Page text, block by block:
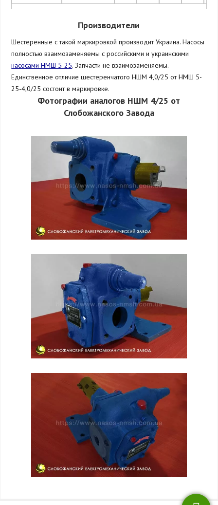
Производители
Шестеренные с такой маркировкой производит Украина. Насосы
полностью взаимозаменяемы с российскими и украинскими
насосами НМШ 5-25. Запчасти не взаимозаменяемы.
Единственное отличие шестеренчатого НШМ 4,0/25 от НМШ 5-
25-4,0/25 состоит в маркировке.
Фотографии аналогов НШМ 4/25 от
Слобожанского Завода